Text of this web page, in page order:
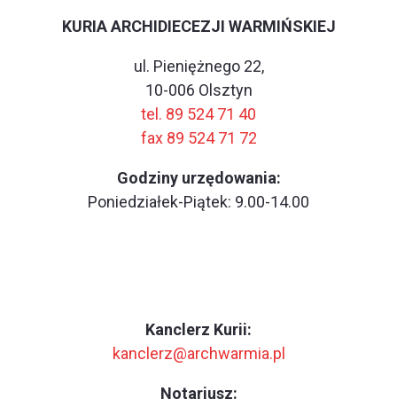
KURIA ARCHIDIECEZJI WARMIŃSKIEJ
ul. Pieniężnego 22,
10-006 Olsztyn
tel. 89 524 71 40
fax 89 524 71 72
Godziny urzędowania:
Poniedziałek-Piątek: 9.00-14.00
Kanclerz Kurii:
kanclerz@archwarmia.pl
Notariusz: